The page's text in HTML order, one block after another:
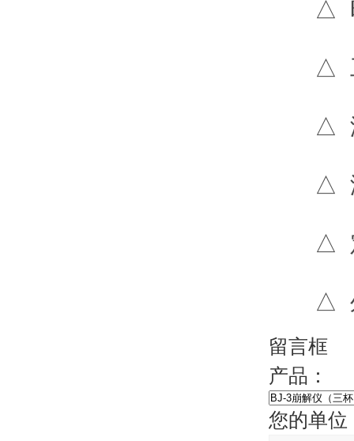
△ 时间
△ 工
△ 温度
△ 温
△ 定
△ 外
留言框
产品：
您的单位